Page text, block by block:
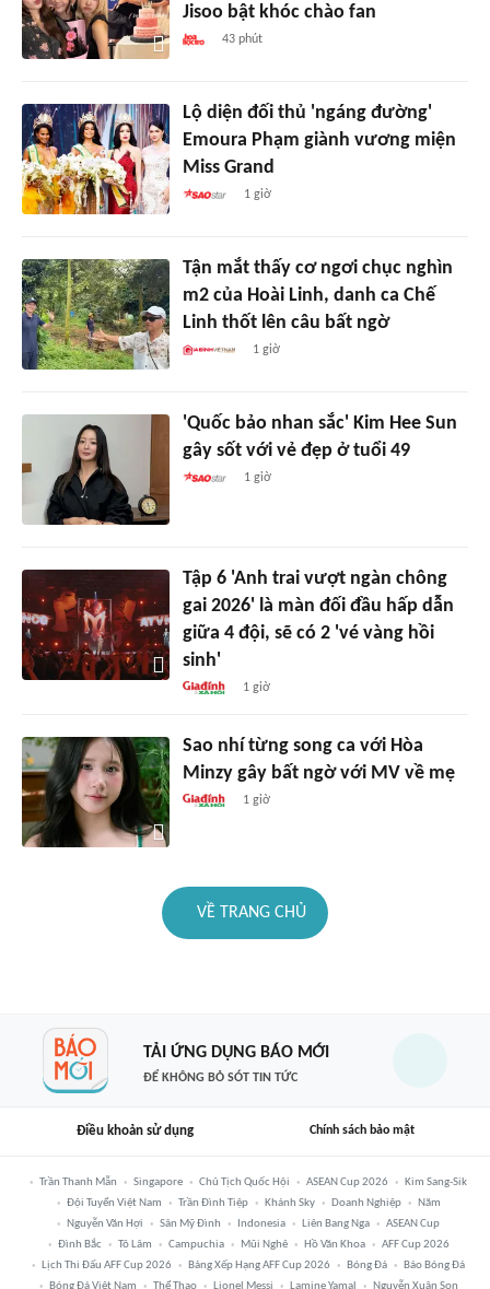
Jisoo bật khóc chào fan
43 phút
Lộ diện đối thủ 'ngáng đường'
Emoura Phạm giành vương miện
Miss Grand
1 giờ
Tận mắt thấy cơ ngơi chục nghìn
m2 của Hoài Linh, danh ca Chế
Linh thốt lên câu bất ngờ
1 giờ
'Quốc bảo nhan sắc' Kim Hee Sun
gây sốt với vẻ đẹp ở tuổi 49
1 giờ
Tập 6 'Anh trai vượt ngàn chông
gai 2026' là màn đối đầu hấp dẫn
giữa 4 đội, sẽ có 2 'vé vàng hồi
sinh'
1 giờ
Sao nhí từng song ca với Hòa
Minzy gây bất ngờ với MV về mẹ
1 giờ
VỀ TRANG CHỦ
TẢI ỨNG DỤNG BÁO MỚI
ĐỂ KHÔNG BỎ SÓT TIN TỨC
Điều khoản sử dụng Chính sách bảo mật
Trần Thanh Mẫn Singapore Chủ Tịch Quốc Hội ASEAN Cup 2026
Kim Sang-Sik
Đội Tuyển Việt Nam
Trần Đình Tiệp Khánh Sky Doanh Nghiệp
Năm
Nguyễn Văn Hợi
Sân Mỹ Đình Indonesia Liên Bang Nga
ASEAN Cup
Đình Bắc
Tô Lâm Campuchia Mũi Nghê Hồ Văn Khoa
AFF Cup 2026
Lịch Thi Đấu AFF Cup 2026
Bảng Xếp Hạng AFF Cup 2026 Bóng Đá
Báo Bóng Đá
Bóng Đá Việt Nam
Thể Thao Lionel Messi Lamine Yamal Nguyễn Xuân Son